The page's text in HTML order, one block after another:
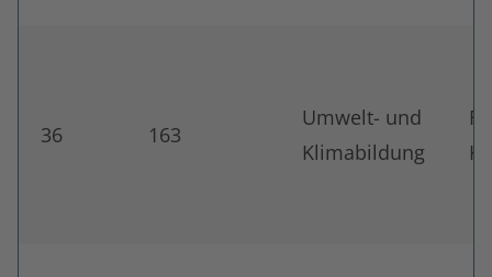
36 163
Umwelt- und
Klimabildung